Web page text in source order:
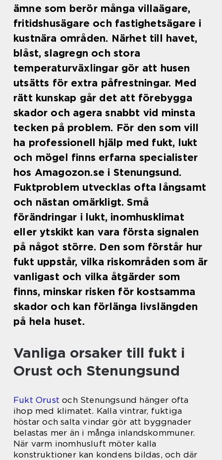
ämne som berör många villaägare,
fritidshusägare och fastighetsägare i
kustnära områden. Närhet till havet,
blåst, slagregn och stora
temperaturväxlingar gör att husen
utsätts för extra påfrestningar. Med
rätt kunskap går det att förebygga
skador och agera snabbt vid minsta
tecken på problem. För den som vill
ha professionell hjälp med fukt, lukt
och mögel finns erfarna specialister
hos Amagozon.se i Stenungsund.
Fuktproblem utvecklas ofta långsamt
och nästan omärkligt. Små
förändringar i lukt, inomhusklimat
eller ytskikt kan vara första signalen
på något större. Den som förstår hur
fukt uppstår, vilka riskområden som är
vanligast och vilka åtgärder som
finns, minskar risken för kostsamma
skador och kan förlänga livslängden
på hela huset.
Vanliga orsaker till fukt i
Orust och Stenungsund
Fukt Orust och Stenungsund hänger ofta
ihop med klimatet. Kalla vintrar, fuktiga
höstar och salta vindar gör att byggnader
belastas mer än i många inlandskommuner.
När varm inomhusluft möter kalla
konstruktioner kan kondens bildas, och där